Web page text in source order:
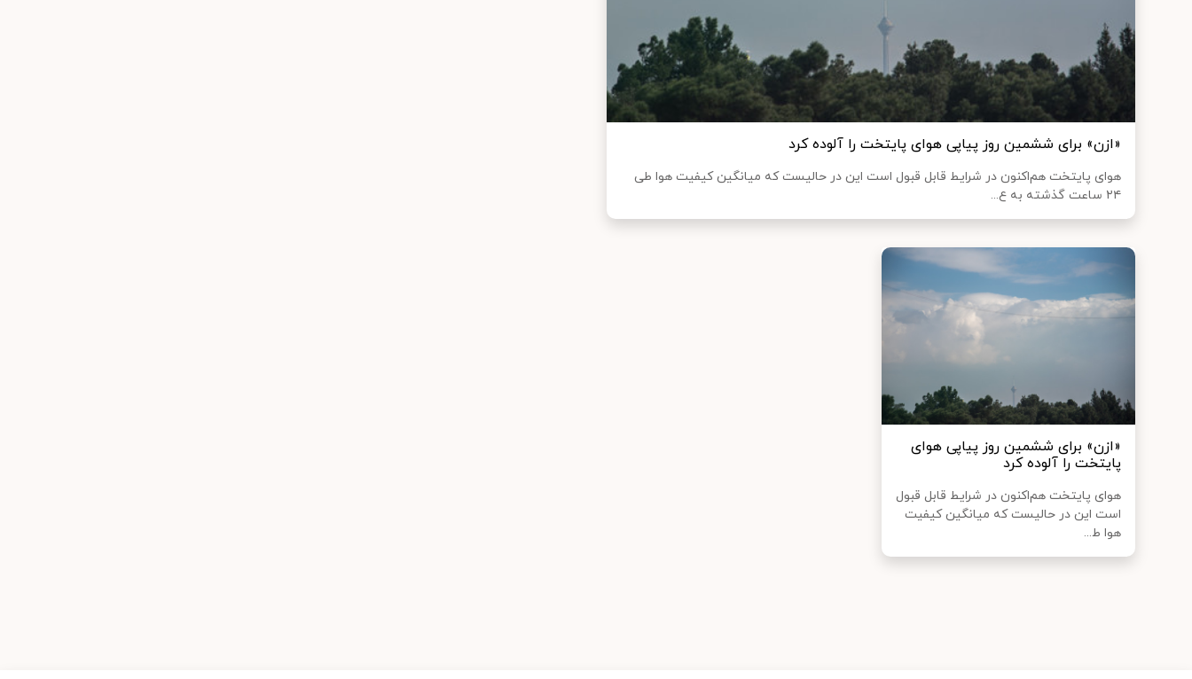
«ازن» برای ششمین روز پیاپی هوای پایتخت را آلوده کرد
هوای پایتخت هم‌اکنون در شرایط قابل قبول است این در حالیست که میانگین کیفیت هوا طی
۲۴ ساعت گذشته به ع...
«ازن» برای ششمین روز پیاپی هوای
پایتخت را آلوده کرد
هوای پایتخت هم‌اکنون در شرایط قابل قبول
است این در حالیست که میانگین کیفیت
هوا ط...